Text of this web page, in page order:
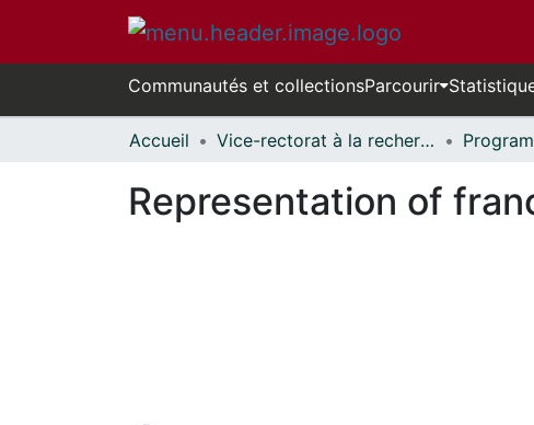
Communautés et collectionsParcourir
Accueil Vice-rectorat à la recherche // Office of the V-P, Research
Representation of